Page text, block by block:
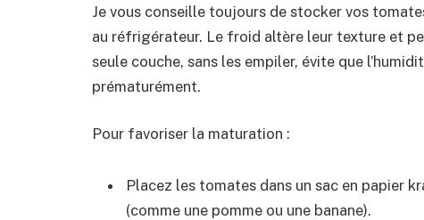
Je vous conseille toujours de stocker vos
au réfrigérateur. Le froid altère leur texture et
seule couche, sans les empiler, évite que
prématurément.
Pour favoriser la maturation :
Placez les tomates dans un sac en papier
(comme une pomme ou une banane).